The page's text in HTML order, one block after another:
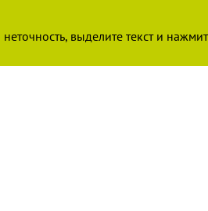
выделите текст и